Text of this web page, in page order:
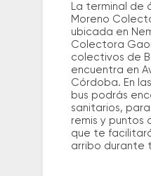
La terminal de
Moreno
ubicada en
Colectora
colectivos de
encuentra en
Córdoba. En
bus podrás
sanitarios,
remis y puntos
que te
arribo durante